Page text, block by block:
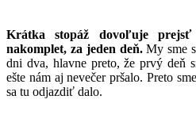
Krátka stopáž dovoľuje
nakomplet, za jeden deň.My sme
dni dva, hlavne preto, že prvý deň
ešte nám aj nevečer pršalo. Preto
sa tu odjazdiť dalo.